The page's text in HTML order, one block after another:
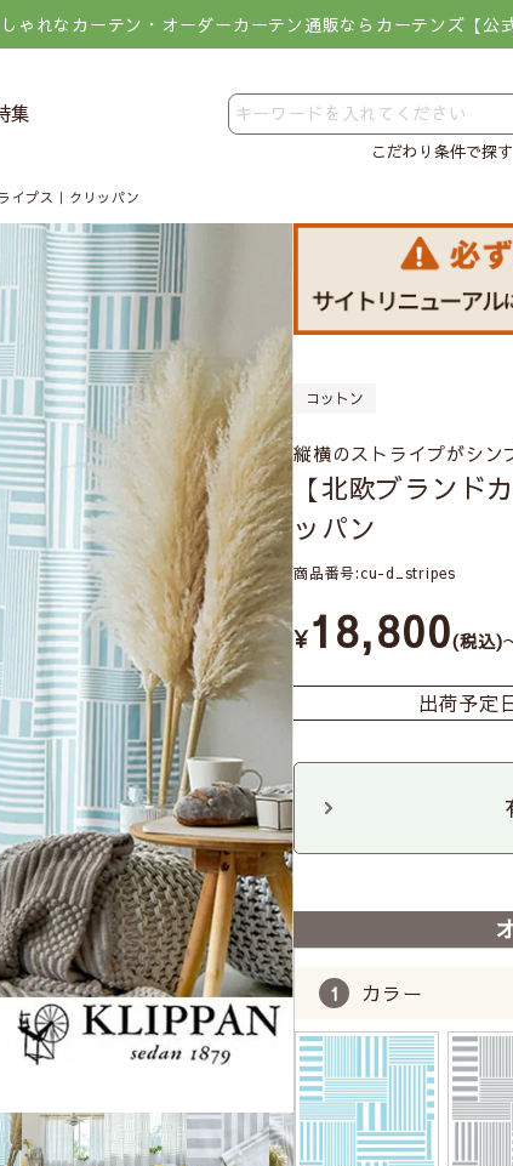
ゃれなカーテン・オーダーカーテン通販ならカーテンズ【公式
集
こだわり条件で探す
イプス｜クリッパン
コットン
縦横のストライプがシン
【北欧ブランド
ッパン
商品番号 cu-d_stripes
¥18,800 税込
出荷予定
カラー